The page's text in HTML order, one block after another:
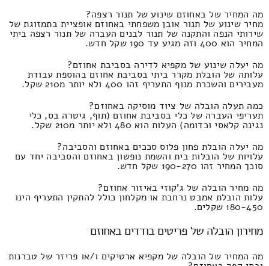
מה המחיר של באחוזם שינוע של תנור רצפה?
מחיר שינוע של תנור אובן משפחתי באחוזם אופציית בתמזוגת של
שירותי הנפה והתקנה של תנור לבנים העברה של תנור רצפה ביתי
המחיר הוא 400 וזה מגיע עד 190 שקל חדש.
מה יעלה שינוע של מקפיא לדירה בסביבת אחוזם?
עלותה של הובלת מקרר ביתי בסביבת אחוזם בהוספת עבודת
מעבירים והשכרת מנוף התעריף זהו 400 ולא יותר מ210 שקל.
כמה תעלה הובלה של ציוד מוסיקה באחוזם?
תעריפי העברה של כלי בסביבת אחוזם (תוף, גיטרה בס, כלי
נגינה קלאסי וכדומה) העלות הוא 480 ולא יותר מ210 שקל.
מה יעלה הובלת פחון פלוס סככים באחוזם והסביבה?
עלויות של הובלות בית והשמת נופשון באחוזם והסביבה יחד עם
סוכך המחיר זהו 190-270 שקל חדש.
מה מחיר הובלה של ג'קוזי באיזור אחוזם?
עלות הובלת אמבט נרחבת או מקלחון כולל להתקין התעריף הינו
180-450 שקלים.
מחירון הובלה של פריטים בודדים באחוזם
מה המחיר של הובלה של מקפיא ארטיקים ו/או פריזר של טברנות